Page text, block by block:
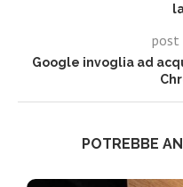
post
Google invoglia ad
POTREBBE